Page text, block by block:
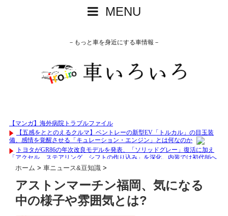
MENU
－もっと車を身近にする車情報－
ホーム > 車ニュース&豆知識 >
アストンマーチン福岡、気になる
中の様子や雰囲気とは?